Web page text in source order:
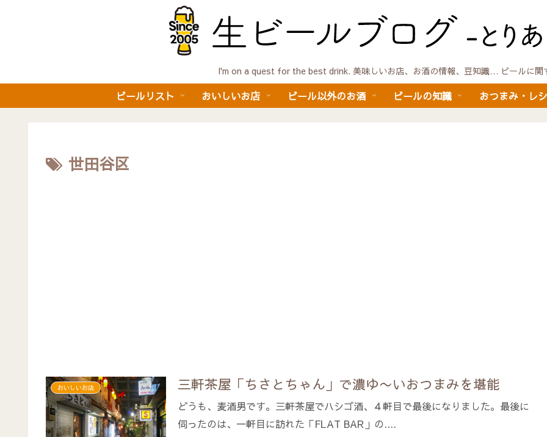
I'm on a quest for the best drink. 美味しいお店、お酒の情報、豆知識… ビールに関
ビールリスト おいしいお店 ビール以外のお酒 ビールの知識 おつまみ・レ
世田谷区
おいしいお店 三軒茶屋「ちさとちゃん」で濃ゆ〜いおつまみを堪能
どうも、麦酒男です。三軒茶屋でハシゴ酒、４軒目で最後になりました。最後に
伺ったのは、一軒目に訪れた「FLAT BAR」の....